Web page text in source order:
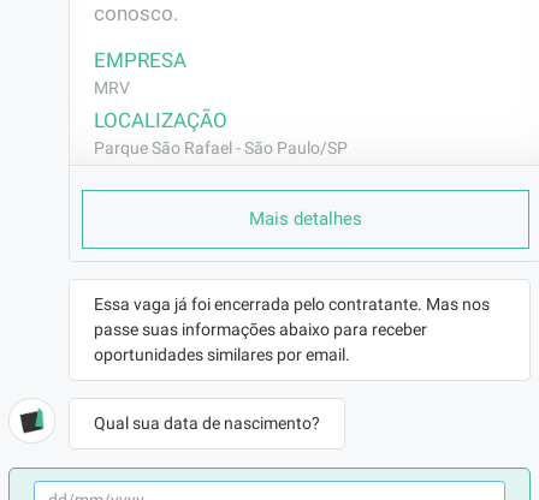
conosco.
EMPRESA
MRV
LOCALIZAÇÃO
Parque São Rafael - São Paulo/SP
CONTRATO
REMUNERAÇÃO
R$2664,75
VAGA AFIRMATIVA
PCD
Construção Civil
BENEFÍCIOS
Vale Transporte
Mais detalhes
Essa vaga já foi encerrada pelo contratante. Mas nos
passe suas informações abaixo para receber
oportunidades similares por email.
Qual sua data de nascimento?